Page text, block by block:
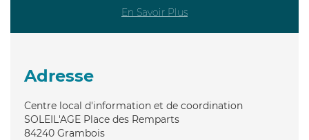
En Savoir Plus
Adresse
Centre local d'information et de coordination
SOLEIL'AGE Place des Remparts
84240 Grambois